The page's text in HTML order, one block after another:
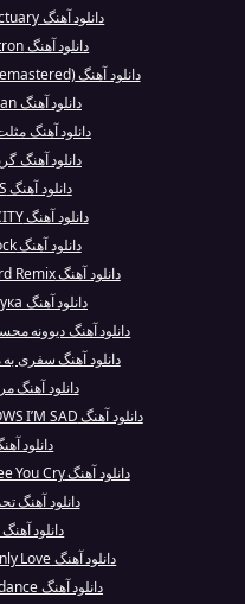
دانلود آهنگ Sanctuary از Laura Branigan
دانلود آهنگ jimmy neutron از bbno$
دانلود آهنگ Paschendale (Remastered) از Iron Ma...
دانلود آهنگ Heart of Man از Xzibit
دانلود آهنگ
دانلود آهنگ
دانلود آهنگ PELEAS از Becky G
دانلود آهنگ SKY CITY از Kanye West
دانلود آهنگ Peacock از Katy Perry
دانلود آهنگ Animal - Billboard Remix از Kesha
دانلود آهنگ Говори сука از Gio Pika
دانلود آهنگ دیوونه
دانلود آهنگ سفری
دانلود آهنگ
دانلود آهنگ EVERYBODY KNOWS I’M SAD از MARINA
دانلود
دانلود آهنگ Love To See You Cry از Enrique Igle...
دانلود آهنگ
دانلود آهنگ
دانلود آهنگ Suddenly Love از Chris de Burgh
دانلود آهنگ No Guidance از Chris Brown